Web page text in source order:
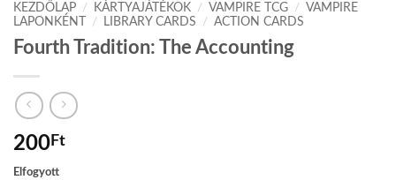
KEZDŐLAP / KÁRTYAJÁTÉKOK / VAMPIRE TCG /
VAMPIRE
LAPONKÉNT
/ LIBRARY CARDS / ACTION CARDS
Fourth Tradition: The Accounting
200Ft
Elfogyott